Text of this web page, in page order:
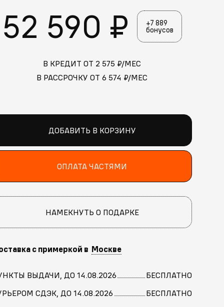
52 590 ₽ +7 889
бонусов
В КРЕДИТ ОТ 2 575 ₽/МЕС
В РАССРОЧКУ ОТ 6 574 ₽/МЕС
ДОБАВИТЬ В КОРЗИНУ
ОПЛАТА ЧАСТЯМИ
НАМЕКНУТЬ О ПОДАРКЕ
с примеркой в Москве
ВЫДАЧИ, ДО 14.08.2026
БЕСПЛАТНО
СДЭК, ДО 14.08.2026
БЕСПЛАТНО